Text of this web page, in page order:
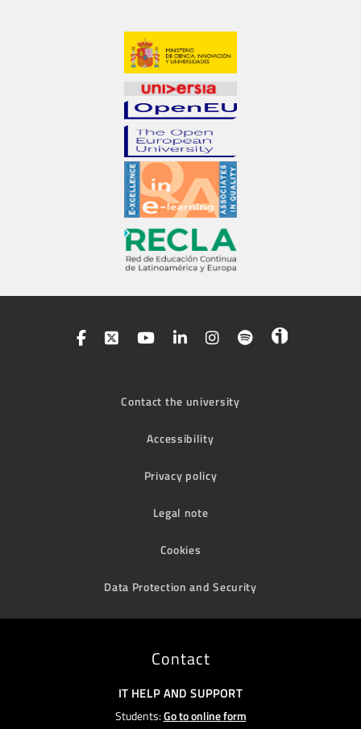
Contact the university
Accessibility
Privacy policy
Legal note
Cookies
Data Protection and Security
Contact
IT HELP AND SUPPORT
Students:Go to online form